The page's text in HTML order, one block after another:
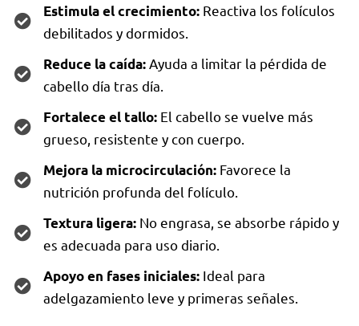
Estimula el crecimiento: Reactiva los folículos
debilitados y dormidos.
Reduce la caída: Ayuda a limitar la pérdida de
cabello día tras día.
Fortalece el tallo: El cabello se vuelve más
grueso, resistente y con cuerpo.
Mejora la microcirculación: Favorece la
nutrición profunda del folículo.
Textura ligera: No engrasa, se absorbe rápido y
es adecuada para uso diario.
Apoyo en fases iniciales: Ideal para
adelgazamiento leve y primeras señales.